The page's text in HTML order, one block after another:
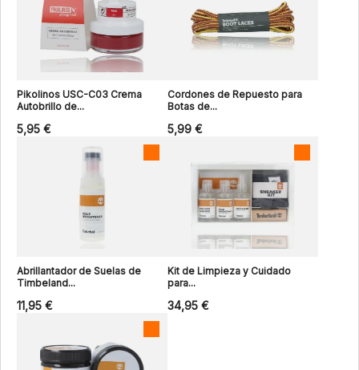
Pikolinos USC-C03 Crema
Autobrillo de...
5,95 €
Cordones de Repuesto para
Botas de...
5,99 €
Abrillantador de Suelas de
Timbeland...
11,95 €
Kit de Limpieza y Cuidado
para...
34,95 €